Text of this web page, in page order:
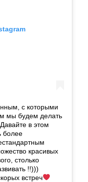
с которыми
мы будем делать
в этом
более
красивых
столько
!!)))
встреч